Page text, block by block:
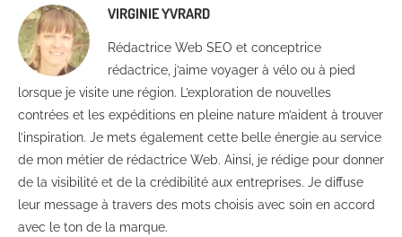
VIRGINIE YVRARD
Rédactrice Web SEO et conceptrice
rédactrice, j’aime voyager à vélo ou à pied
lorsque je visite une région. L’exploration de nouvelles
contrées et les expéditions en pleine nature m’aident à trouver
l’inspiration. Je mets également cette belle énergie au service
de mon métier de rédactrice Web. Ainsi, je rédige pour donner
de la visibilité et de la crédibilité aux entreprises. Je diffuse
leur message à travers des mots choisis avec soin en accord
avec le ton de la marque.